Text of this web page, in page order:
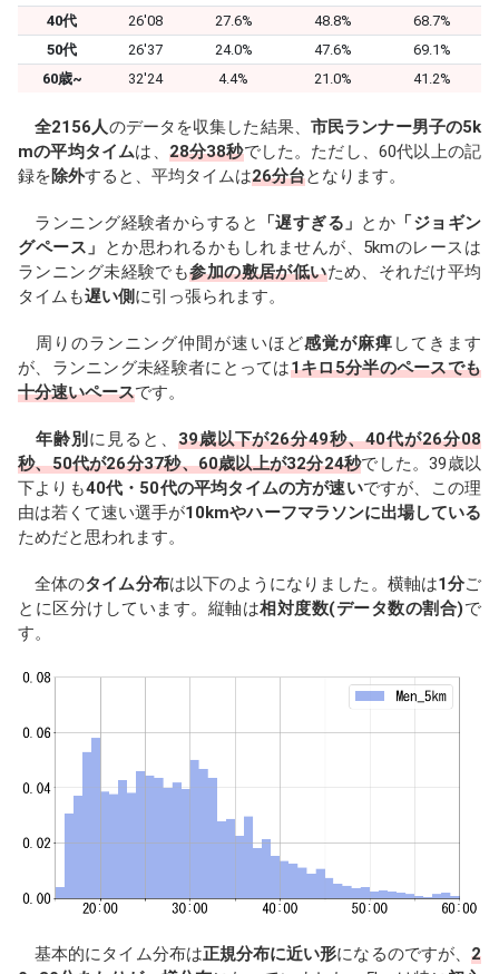
40代
26'08 27.6% 48.8%
68.7%
50代
26'37 24.0% 47.6%
69.1%
60歳~
32'24 4.4% 21.0% 41.2%
全2156人のデータを収集した結果、 市民ランナー男子の5k
mの平均タイムは、 28分38秒でした。ただし、60代以上の記
録を除外すると、平均タイムは26分台となります。
ランニング経験者からすると 「遅すぎる」 とか 「ジョギン
グペース」
とか思われるかもしれませんが、5kmのレースは
ランニング未経験でも参加の敷居が低いため、それだけ平均
タイムも遅い側に引っ張られます。
周りのランニング仲間が速いほど感覚が麻痺 してきます
が、ランニング未経験者にとっては1キロ5分半のペースでも
十分速いペースです。
年齢別 に見ると、 39歳以下が26分49秒、40代が26分08
秒、50代が26分37秒、60歳以上が32分24秒でした。39歳以
下よりも40代・50代の平均タイムの方が速いですが、この理
由は若くて速い選手が10kmやハーフマラソンに出場している
ためだと思われます。
全体のタイム分布は以下のようになりました。横軸は1分ご
とに区分けしています。縦軸は相対度数(データ数の割合)で
す。
基本的にタイム分布は正規分布に近い形になるのですが、2